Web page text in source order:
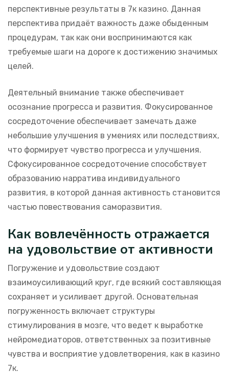
перспективные результаты в 7к казино. Данная
перспектива придаёт важность даже обыденным
процедурам, так как они воспринимаются как
требуемые шаги на дороге к достижению значимых
целей.
Деятельный внимание также обеспечивает
осознание прогресса и развития. Фокусированное
сосредоточение обеспечивает замечать даже
небольшие улучшения в умениях или последствиях,
что формирует чувство прогресса и улучшения.
Сфокусированное сосредоточение способствует
образованию нарратива индивидуального
развития, в которой данная активность становится
частью повествования саморазвития.
Как вовлечённость отражается
на удовольствие от активности
Погружение и удовольствие создают
взаимоусиливающий круг, где всякий составляющая
сохраняет и усиливает другой. Основательная
погруженность включает структуры
стимулирования в мозге, что ведет к выработке
нейромедиаторов, ответственных за позитивные
чувства и восприятие удовлетворения, как в казино
7к.